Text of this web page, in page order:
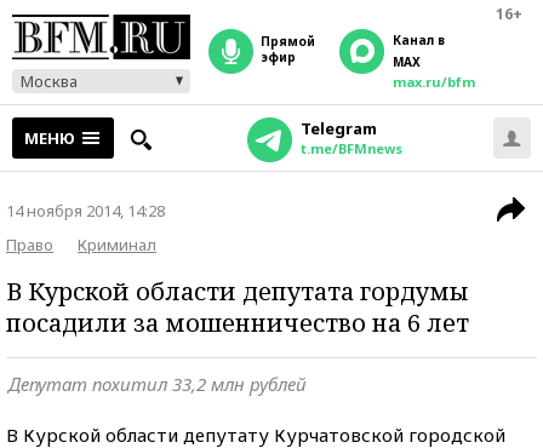
16+
Москва
прямой
эфир
Канал в
MAX
max.ru/bfm
МЕНЮ Telegram
t.me/BFMnews
14 ноября 2014, 14:28
Право
Криминал
В Курской области депутата гордумы
посадили за мошенничество на 6 лет
Депутат похитил 33,2 млн рублей
В Курской области депутату Курчатовской городской